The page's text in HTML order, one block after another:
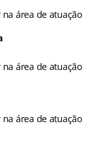
área de atuação
área de atuação
área de atuação